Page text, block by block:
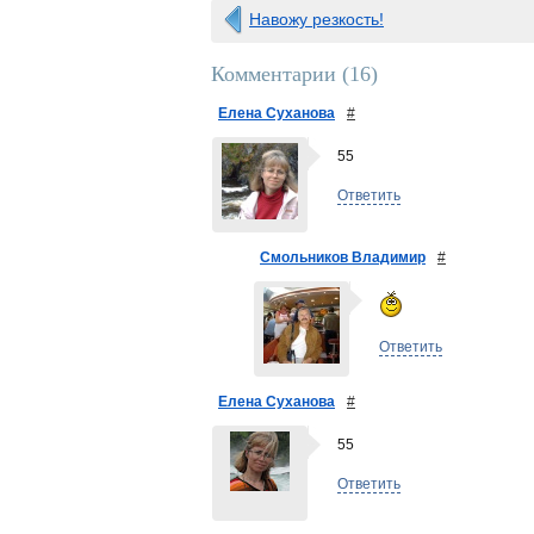
Навожу резкость!
Комментарии (16)
Елена Суханова #
55
Ответить
Смольников Владимир #
Ответить
Елена Суханова #
55
Ответить